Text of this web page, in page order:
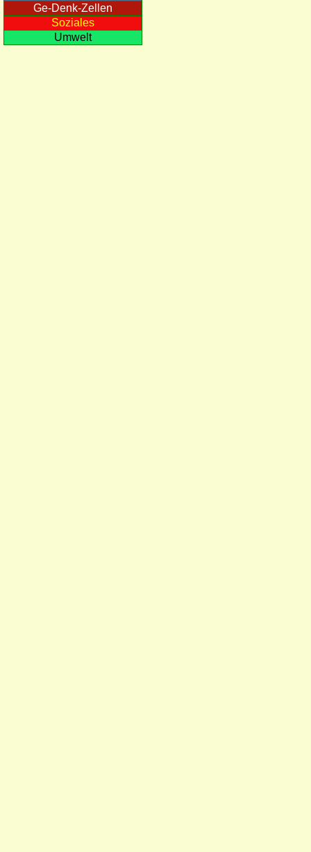
Ge-Denk-Zellen
Soziales
Umwelt